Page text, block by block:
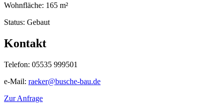
Wohnfläche: 165 m²
Status: Gebaut
Kontakt
Telefon: 05535 999501
e-Mail: raeker@busche-bau.de
Zur Anfrage